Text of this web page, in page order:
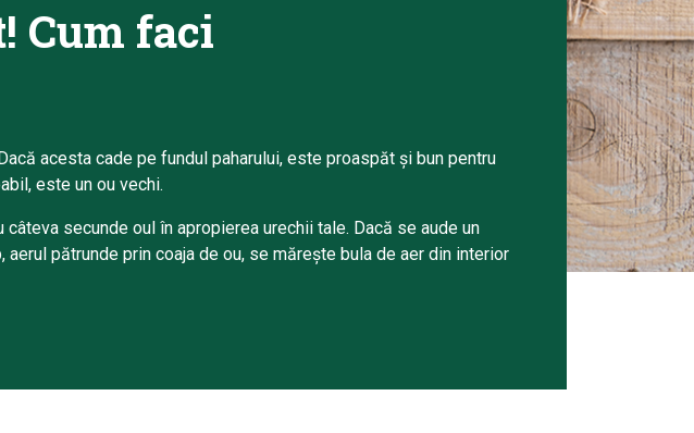
Cum faci
acesta cade pe fundul paharului, este proaspăt și bun pentru
este un ou vechi.
secunde oul în apropierea urechii tale. Dacă se aude un
pătrunde prin coaja de ou, se mărește bula de aer din interior